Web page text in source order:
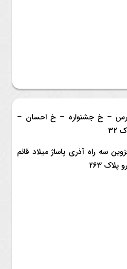
– خ جشنواره – خ احسان –
قزوین سه راه آذری پاساژ میلاد قائم
۲۶۳